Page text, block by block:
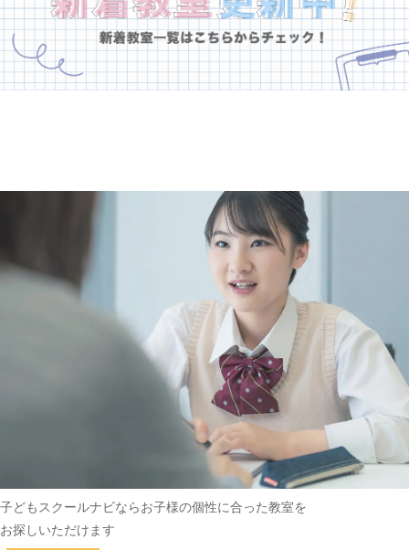
子どもスクールナビならお子様の個性に合った教室を
お探しいただけます